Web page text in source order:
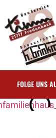
FOLGE UNS